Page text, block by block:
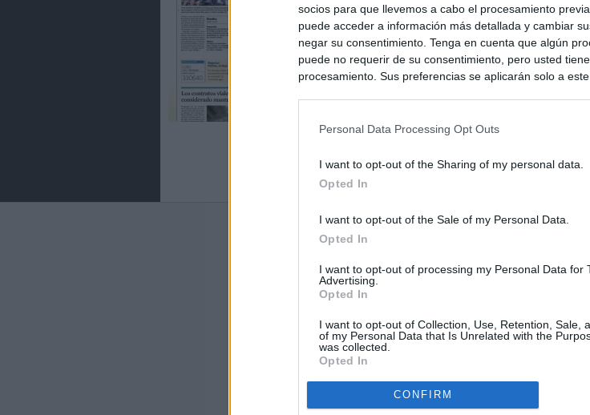
socios para que llevemos a cabo el procesamiento
puede acceder a información más detallada y cambiar
negar su consentimiento. Tenga en cuenta que algún
puede no requerir de su consentimiento, pero usted
procesamiento. Sus preferencias se aplicarán solo a
Personal Data Processing Opt Outs
I want to opt-out of the Sharing of my personal data.
Opted In
I want to opt-out of the Sale of my Personal Data.
Opted In
I want to opt-out of processing my Personal Data for
Advertising.
Opted In
I want to opt-out of Collection, Use, Retention, Sale,
of my Personal Data that Is Unrelated with the
was collected.
Opted In
CONFIRM
Últimas noticias
España impone controles a los viajeros procedentes de Italia tras el
Meloni a quitarlos
España hasta el 15 de agosto: "No aceptamos imposiciones"
La Fiscalía actuará contra las comunidades que no acojan a los
asignados por la crisis de Ceuta